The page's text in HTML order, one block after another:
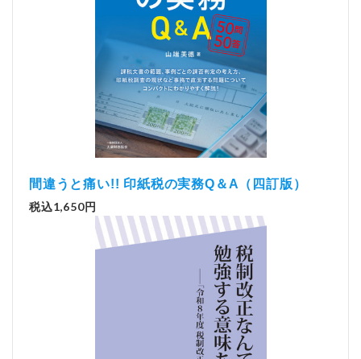
間違うと痛い!! 印紙税の実務Q＆A（四訂版）
税込1,650円